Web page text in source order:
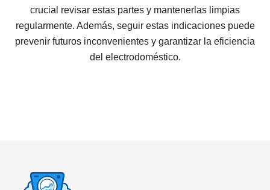
crucial revisar estas partes y mantenerlas limpias
regularmente. Además, seguir estas indicaciones puede
prevenir futuros inconvenientes y garantizar la eficiencia
del electrodoméstico.